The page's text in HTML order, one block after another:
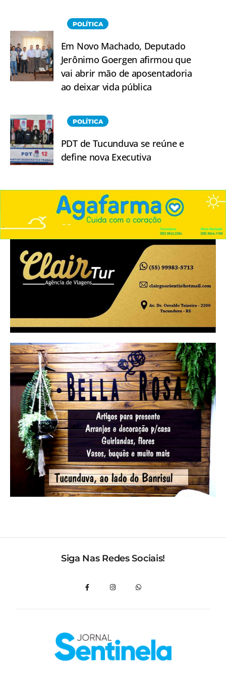
POLÍTICA
Em Novo Machado, Deputado
Jerônimo Goergen afirmou que
vai abrir mão de aposentadoria
ao deixar vida pública
POLÍTICA
PDT de Tucunduva se reúne e
define nova Executiva
Siga Nas Redes Sociais!